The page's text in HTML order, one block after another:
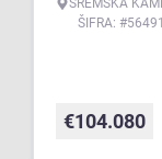
SREMSKA
ŠIFRA:
€104.080